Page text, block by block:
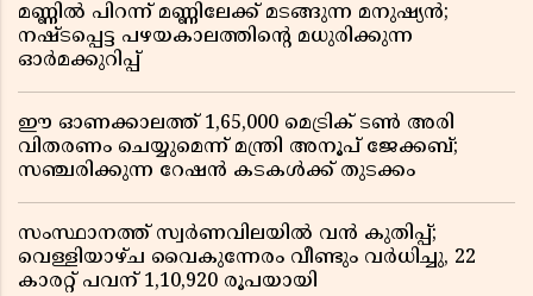
മണ്ണിൽ പിറന്ന് മണ്ണിലേക്ക് മടങ്ങുന്ന മനുഷ്യൻ;
നഷ്ടപ്പെട്ട പഴയകാലത്തിൻ്റെ മധുരിക്കുന്ന
ഓർമക്കുറിപ്പ്
ഈ ഓണക്കാലത്ത് 1,65,000 മെട്രിക് ടൺ അരി
വിതരണം ചെയ്യുമെന്ന് മന്ത്രി അനൂപ് ജേക്കബ്;
സഞ്ചരിക്കുന്ന റേഷൻ കടകൾക്ക് തുടക്കം
സംസ്ഥാനത്ത് സ്വർണവിലയിൽ വൻ കുതിപ്പ്;
വെള്ളിയാഴ്ച വൈകുന്നേരം വീണ്ടും വർധിച്ചു, 22
കാരറ്റ് പവന് 1,10,920 രൂപയായി